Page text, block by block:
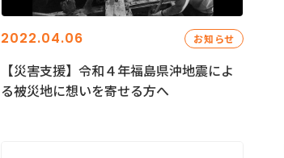
2022.04.06 お知らせ
【災害支援】令和４年福島県沖地震によ
る被災地に想いを寄せる方へ